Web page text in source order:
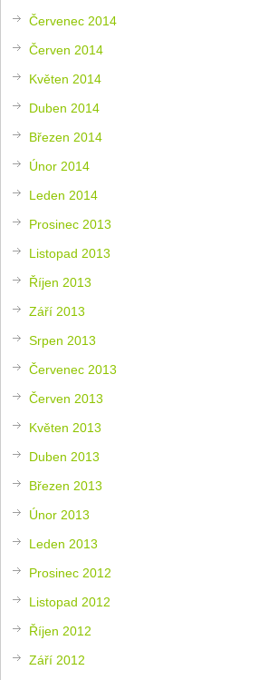
Červenec 2014
Červen 2014
Květen 2014
Duben 2014
Březen 2014
Únor 2014
Leden 2014
Prosinec 2013
Listopad 2013
Říjen 2013
Září 2013
Srpen 2013
Červenec 2013
Červen 2013
Květen 2013
Duben 2013
Březen 2013
Únor 2013
Leden 2013
Prosinec 2012
Listopad 2012
Říjen 2012
Září 2012